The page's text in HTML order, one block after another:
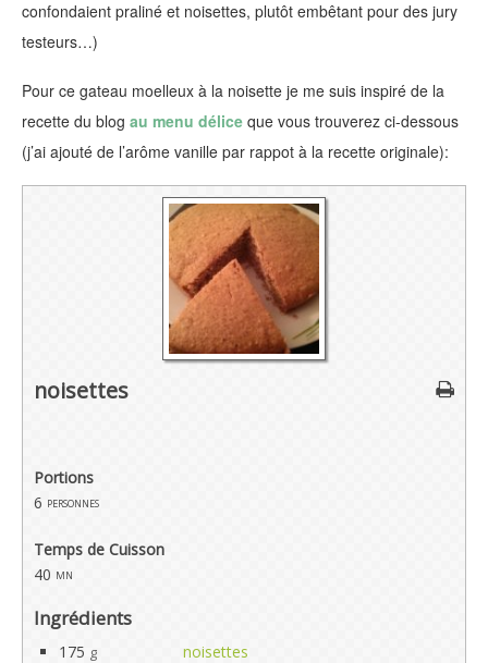
confondaient praliné et noisettes, plutôt embêtant pour des jury
testeurs…)
Pour ce gateau moelleux à la noisette je me suis inspiré de la
recette du blog au menu délice que vous trouverez ci-dessous
(j’ai ajouté de l’arôme vanille par rappot à la recette originale):
noisettes
Portions
6 personnes
Temps de Cuisson
40 mn
Ingrédients
175 g
noisettes